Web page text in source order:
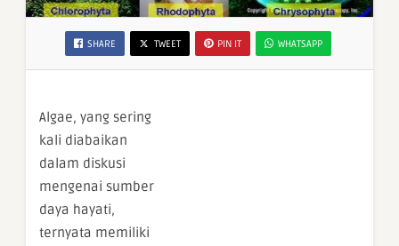
SHARE TWEET PIN IT WHATSAPP
Algae, yang sering
kali diabaikan
dalam diskusi
mengenai sumber
daya hayati,
ternyata memiliki